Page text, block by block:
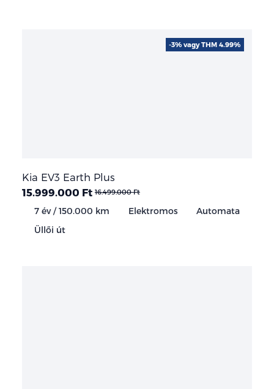
Kia EV3 Earth Plus
15.999.000 Ft 16.499.000 Ft
7 év / 150.000 km Elektromos
Automata
Üllői út
-3% vagy THM 4.99%